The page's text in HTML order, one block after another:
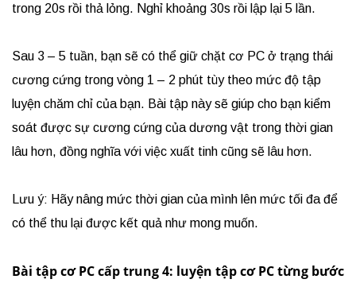
trong 20s rồi thả lỏng. Nghỉ khoảng 30s rồi lập lại 5 lần.
Sau 3 – 5 tuần, bạn sẽ có thể giữ chặt cơ PC ở trạng thái
cương cứng trong vòng 1 – 2 phút tùy theo mức độ tập
luyện chăm chỉ của bạn. Bài tập này sẽ giúp cho bạn kiểm
soát được sự cương cứng của dương vật trong thời gian
lâu hơn, đồng nghĩa với việc xuất tinh cũng sẽ lâu hơn.
Lưu ý: Hãy nâng mức thời gian của mình lên mức tối đa để
có thể thu lại được kết quả như mong muốn.
Bài tập cơ PC cấp trung 4: luyện tập cơ PC từng bước